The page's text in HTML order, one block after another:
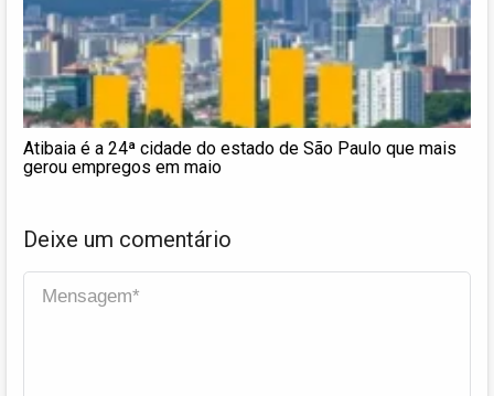
Atibaia é a 24ª cidade do estado de São Paulo que mais
gerou empregos em maio
Deixe um comentário